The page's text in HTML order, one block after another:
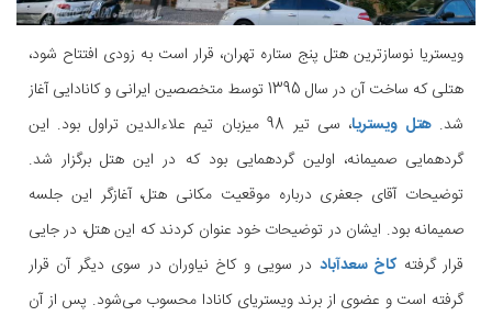
ویستریا نوسازترین هتل پنج ستاره تهران، قرار است به زودی افتتاح شود،
هتلی که ساخت آن در سال 1395 توسط متخصصین ایرانی و کانادایی آغاز
شد.هتل ویستریا
، سی تیر 98 میزبان تیم علاءالدین تراول بود. این
گردهمایی صمیمانه، اولین گردهمایی بود که در این هتل برگزار شد.
توضیحات آقای جعفری درباره موقعیت مکانی هتل، آغازگر این جلسه
صمیمانه بود. ایشان در توضیحات خود عنوان کردند که این هتل، در جایی
قرار گرفتهکاخ سعدآباد در سویی و کاخ نیاوران در سوی دیگر آن قرار
گرفته است و عضوی از برند ویستریای کانادا محسوب می‌شود. پس از آن